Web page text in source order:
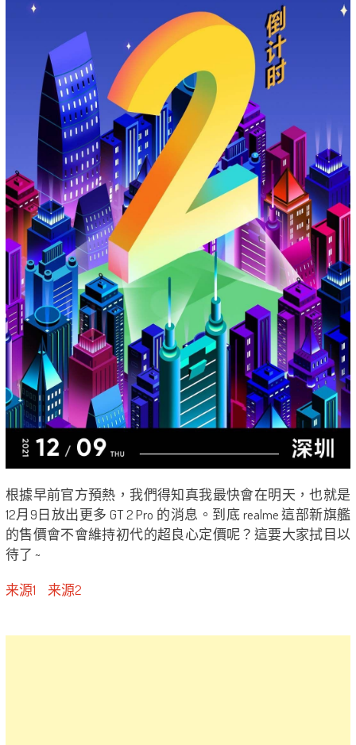
根據早前官方預熱，我們得知真我最快會在明天，也就是
12月9日放出更多 GT 2 Pro 的消息。到底 realme 這部新旗艦
的售價會不會維持初代的超良心定價呢？這要大家拭目以
待了 ~
来源1 来源2